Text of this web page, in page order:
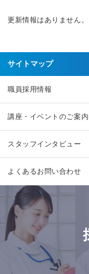
更新情報はありません。
サイトマップ
職員採用情報
講座・イベントのご案内
スタッフインタビュー
よくあるお問い合わせ